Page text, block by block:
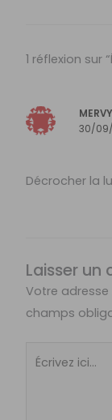
1 réflexion sur
30/09/
Décrocher la
Laisser
Votre
champs